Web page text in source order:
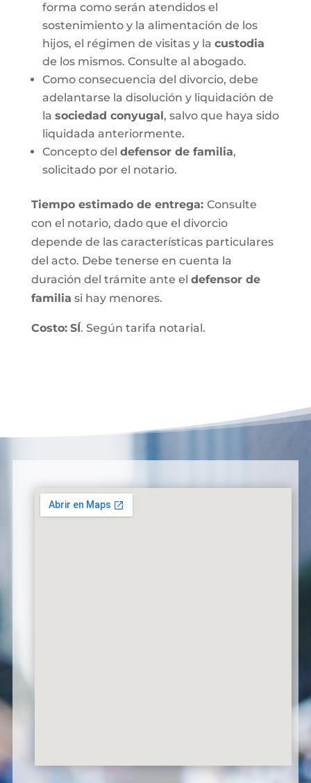
forma como serán atendidos el
sostenimiento y la alimentación de los
hijos, el régimen de visitas y la custodia
de los mismos. Consulte al abogado.
Como consecuencia del divorcio, debe
adelantarse la disolución y liquidación de
la sociedad conyugal, salvo que haya sido
liquidada anteriormente.
Concepto del defensor de familia,
solicitado por el notario.
Tiempo estimado de entrega: Consulte
con el notario, dado que el divorcio
depende de las características particulares
del acto. Debe tenerse en cuenta la
duración del trámite ante el defensor de
familia si hay menores.
Costo: SÍ. Según tarifa notarial.